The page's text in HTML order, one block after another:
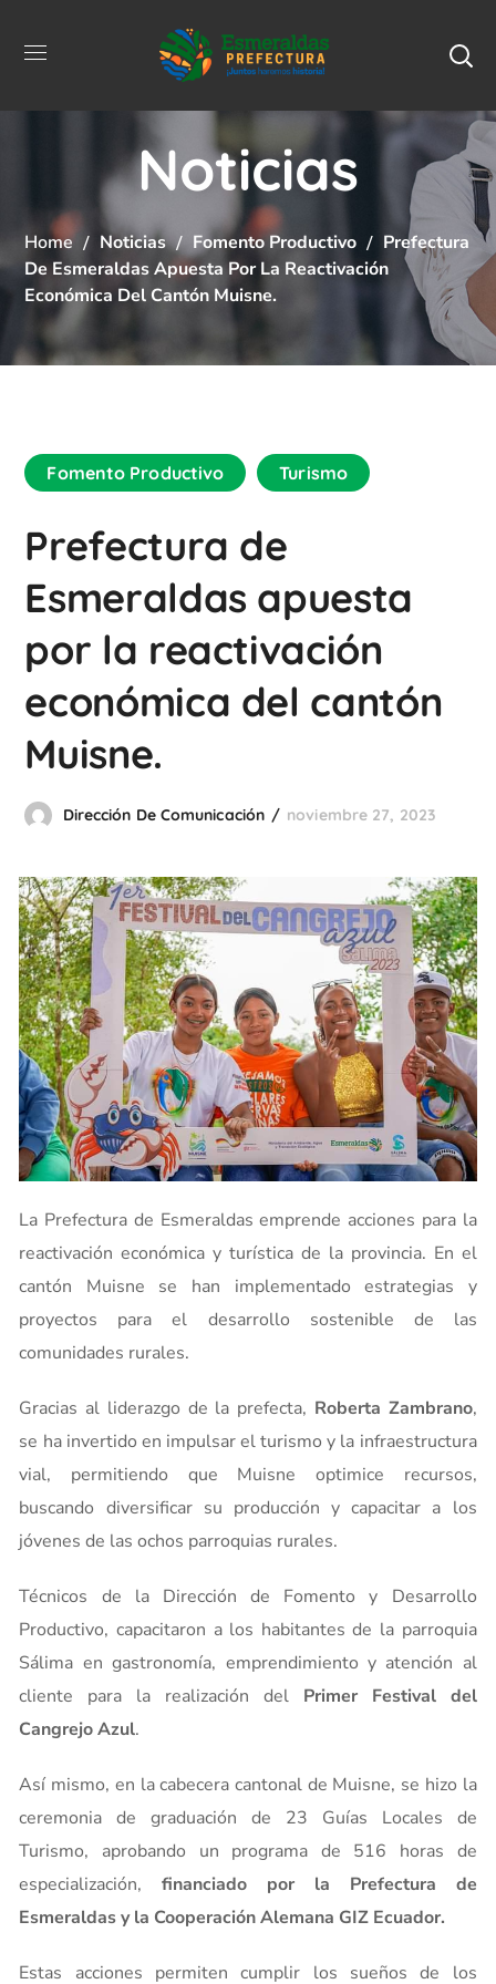
Noticias
Home Noticias Fomento Productivo
Prefectura
De Esmeraldas Apuesta Por La Reactivación
Económica Del Cantón Muisne.
Fomento Productivo Turismo
Prefectura de
Esmeraldas apuesta
por la reactivación
económica del cantón
Muisne.
Dirección De Comunicación noviembre 27, 2023
La Prefectura de Esmeraldas emprende acciones para la
reactivación económica y turística de la provincia. En el
cantón Muisne se han implementado estrategias y
proyectos para el desarrollo sostenible de las
comunidades rurales.
Gracias al liderazgo de la prefecta, Roberta Zambrano,
se ha invertido en impulsar el turismo y la infraestructura
vial, permitiendo que Muisne optimice recursos,
buscando diversificar su producción y capacitar a los
jóvenes de las ochos parroquias rurales.
Técnicos de la Dirección de Fomento y Desarrollo
Productivo, capacitaron a los habitantes de la parroquia
Sálima en gastronomía, emprendimiento y atención al
cliente para la realización del Primer Festival del
Cangrejo Azul.
Así mismo, en la cabecera cantonal de Muisne, se hizo la
ceremonia de graduación de 23 Guías Locales de
Turismo, aprobando un programa de 516 horas de
especialización,financiado por la Prefectura de
Esmeraldas y la Cooperación Alemana GIZ Ecuador.
Estas acciones permiten cumplir los sueños de los